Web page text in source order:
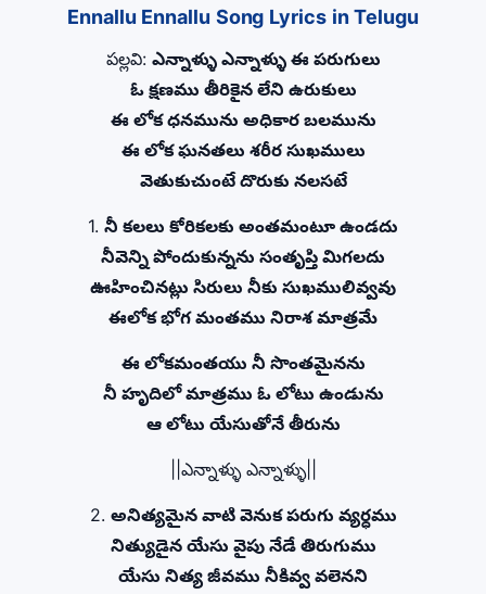
Ennallu Ennallu Song Lyrics in Telugu
పల్లవి: ఎన్నాళ్ళు ఎన్నాళ్ళు ఈ పరుగులు
ఓ క్షణము తీరికైన లేని ఉరుకులు
ఈ లోక ధనమును అధికార బలమును
ఈ లోక ఘనతలు శరీర సుఖములు
వెతుకుచుంటే దొరుకు నలసటే
1. నీ కలలు కోరికలకు అంతమంటూ ఉండదు
నీవెన్ని పోందుకున్నను సంతృప్తి మిగలదు
ఊహించినట్లు సిరులు నీకు సుఖములివ్వవు
ఈలోక భోగ మంతము నిరాశ మాత్రమే
ఈ లోకమంతయు నీ సొంతమైనను
నీ హృదిలో మాత్రము ఓ లోటు ఉండును
ఆ లోటు యేసుతోనే తీరును
||ఎన్నాళ్ళు ఎన్నాళ్ళు||
2. అనిత్యమైన వాటి వెనుక పరుగు వ్యర్ధము
నిత్యుడైన యేసు వైపు నేడే తిరుగుము
యేసు నిత్య జీవము నీకివ్వ వలెనని